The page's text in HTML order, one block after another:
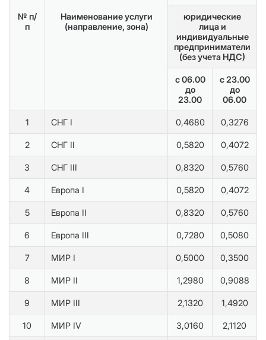
№ п/
п
Наименование услуги
(направление, зона)
юридические
лица и
индивидуальные
предприниматели
(без учета НДС)
с 06.00
до
23.00
с 23.00
до
06.00
1 СНГ I 0,4680 0,3276
2 СНГ II 0,5820 0,4072
3 СНГ III 0,8320 0,5760
4 Европа I 0,5820 0,4072
5 Европа II 0,8320 0,5760
6 Европа III 0,7280 0,5080
7 МИР I 0,5000 0,3500
8 МИР II 1,2980 0,9088
9 МИР III 2,1320 1,4920
10 МИР IV 3,0160 2,1120